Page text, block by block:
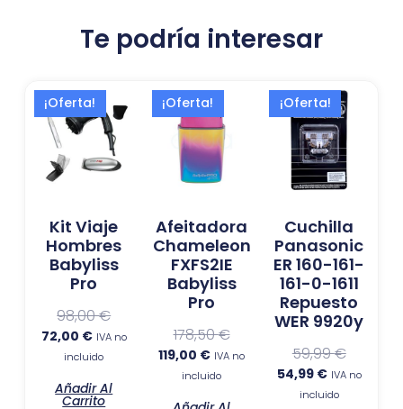
Te podría interesar
¡Oferta!
Kit Viaje
Hombres
Babyliss
Pro
98,00€
precio
original
era:
98,00 €.
72,00 €
El
precio
actual
es:
72,00 €.
IVA no
incluido
Añadir Al
Carrito
¡Oferta!
Afeitadora
Chameleon
FXFS2IE
Babyliss
Pro
178,50€
precio
119,00 €
El
precio
actual
es:
119,00 €.
IVA no
incluido
¡Oferta!
Cuchilla
Panasonic
ER 160-161-
161-0-1611
Repuesto
WER 9920y
59,99€
El
precio
era:
59,99 €.
54,99 €
El
precio
actual
es:
54,99 €.
IVA no
incluido